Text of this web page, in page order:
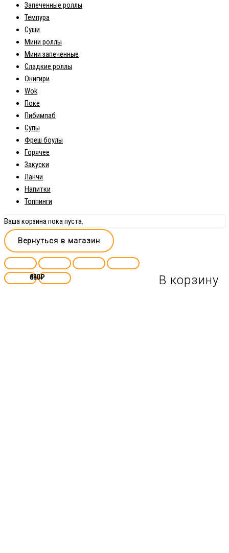
640₽ В корзину
510₽ В корзину
410₽ В корзину
580₽ В корзину
Запеченные роллы
Темпура
Суши
Мини роллы
Мини запеченные
Сладкие роллы
Онигири
Wok
Поке
Пибимпаб
Супы
Фреш боулы
Горячее
Закуски
Ланчи
Напитки
Топпинги
Ваша корзина пока пуста.
Вернуться в магазин